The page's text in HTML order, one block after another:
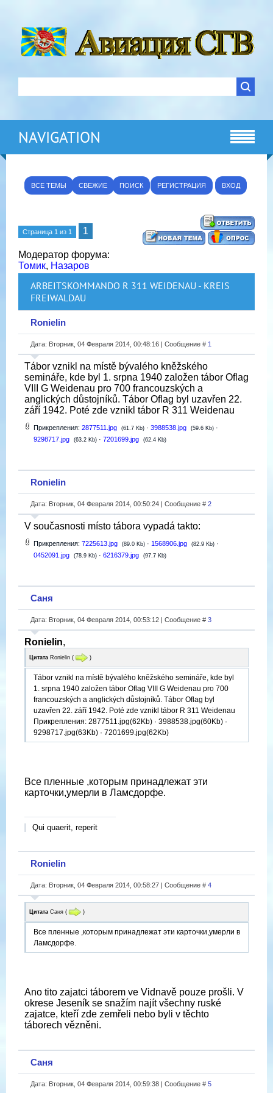
NAVIGATION
ВСЕ ТЕМЫ СВЕЖИЕ ПОИСК РЕГИСТРАЦИЯ ВХОД
Страница 1 из 1 1
Модератор форума:
Томик, Назаров
ARBEITSKOMMANDO R 311 WEIDENAU - KREIS
FREIWALDAU
Ronielin
Дата: Вторник, 04 Февраля 2014, 00:48:16 | Сообщение # 1
Tábor vznikl na místě bývalého kněžského
semináře, kde byl 1. srpna 1940 založen tábor Oflag
VIII G Weidenau pro 700 francouzských a
anglických důstojníků. Tábor Oflag byl uzavřen 22.
září 1942. Poté zde vznikl tábor R 311 Weidenau
Прикрепления: 2877511.jpg (61.7 Kb) · 3988538.jpg (59.6 Kb) ·
9298717.jpg
(63.2 Kb) · 7201699.jpg (62.4 Kb)
Ronielin
Дата: Вторник, 04 Февраля 2014, 00:50:24 | Сообщение # 2
V současnosti místo tábora vypadá takto:
Прикрепления: 7225613.jpg (89.0 Kb) · 1568906.jpg (82.9 Kb) ·
0452091.jpg
(78.9 Kb) · 6216379.jpg (97.7 Kb)
Саня
Дата: Вторник, 04 Февраля 2014, 00:53:12 | Сообщение # 3
Ronielin,
Цитата Ronielin ( )
Tábor vznikl na místě bývalého kněžského semináře, kde byl
1. srpna 1940 založen tábor Oflag VIII G Weidenau pro 700
francouzských a anglických důstojníků. Tábor Oflag byl
uzavřen 22. září 1942. Poté zde vznikl tábor R 311 Weidenau
Прикрепления: 2877511.jpg(62Kb) · 3988538.jpg(60Kb) ·
9298717.jpg(63Kb) · 7201699.jpg(62Kb)
Все пленные ,которым принадлежат эти
карточки,умерли в Ламсдорфе.
Qui quaerit, reperit
Ronielin
Дата: Вторник, 04 Февраля 2014, 00:58:27 | Сообщение # 4
Цитата Саня ( )
Все пленные ,которым принадлежат эти карточки,умерли в
Ламсдорфе.
Ano tito zajatci táborem ve Vidnavě pouze prošli. V
okrese Jeseník se snažím najít všechny ruské
zajatce, kteří zde zemřeli nebo byli v těchto
táborech vězněni.
Саня
Дата: Вторник, 04 Февраля 2014, 00:59:38 | Сообщение # 5